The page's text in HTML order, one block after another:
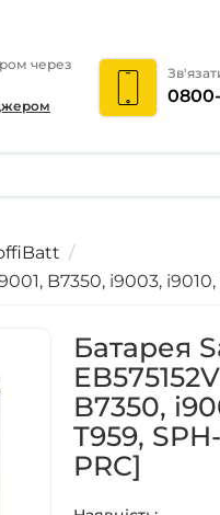
через
B7350, i9003,
Батарея
B7350,
T959,
PRC]